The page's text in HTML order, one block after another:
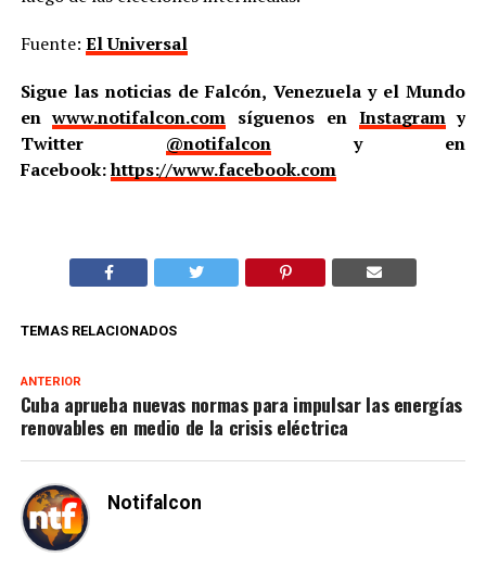
Fuente: El Universal
Sigue las noticias de Falcón, Venezuela y el Mundo
enwww.notifalcon.com síguenos en Instagramy
Twitter @notifalcony en
Facebook:https://www.facebook.com
TEMAS RELACIONADOS
ANTERIOR
Cuba aprueba nuevas normas para impulsar las energías
renovables en medio de la crisis eléctrica
Notifalcon